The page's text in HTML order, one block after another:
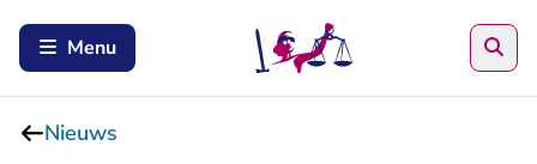
Menu
Nieuws